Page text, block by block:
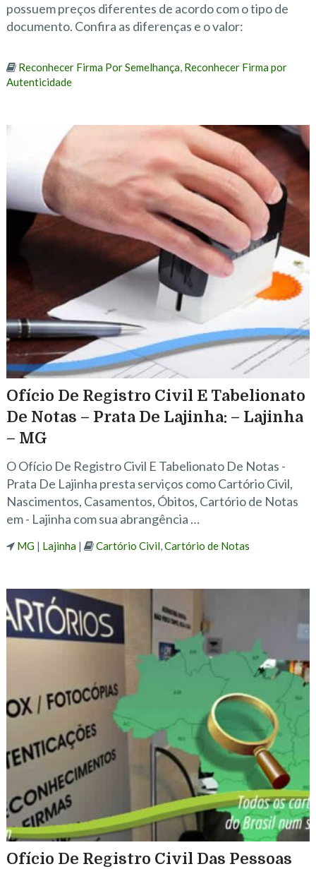
possuem preços diferentes de acordo com o tipo de
documento. Confira as diferenças e o valor:
Reconhecer Firma Por Semelhança, Reconhecer Firma por
Autenticidade
Ofício De Registro Civil E Tabelionato
De Notas – Prata De Lajinha: – Lajinha
– MG
O Ofício De Registro Civil E Tabelionato De Notas -
Prata De Lajinha presta serviços como Cartório Civil,
Nascimentos, Casamentos, Óbitos, Cartório de Notas
em - Lajinha com sua abrangência …
MG| Lajinha| Cartório Civil,Cartório de Notas
Ofício De Registro Civil Das Pessoas